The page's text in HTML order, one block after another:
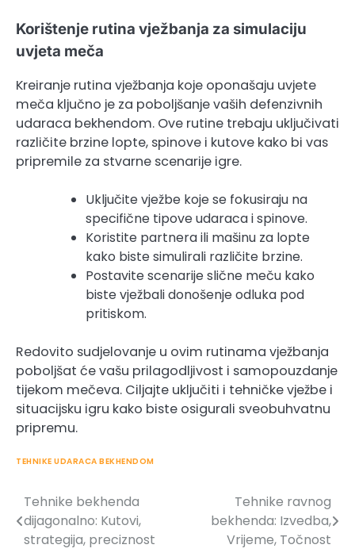
Korištenje rutina vježbanja za simulaciju
uvjeta meča
Kreiranje rutina vježbanja koje oponašaju uvjete
meča ključno je za poboljšanje vaših defenzivnih
udaraca bekhendom. Ove rutine trebaju uključivati
različite brzine lopte, spinove i kutove kako bi vas
pripremile za stvarne scenarije igre.
Uključite vježbe koje se fokusiraju na
specifične tipove udaraca i spinove.
Koristite partnera ili mašinu za lopte
kako biste simulirali različite brzine.
Postavite scenarije slične meču kako
biste vježbali donošenje odluka pod
pritiskom.
Redovito sudjelovanje u ovim rutinama vježbanja
poboljšat će vašu prilagodljivost i samopouzdanje
tijekom mečeva. Ciljajte uključiti i tehničke vježbe i
situacijsku igru kako biste osigurali sveobuhvatnu
pripremu.
TEHNIKE UDARACA BEKHENDOM
Post
navigation
Tehnike bekhenda
dijagonalno: Kutovi,
strategija, preciznost
Tehnike ravnog
bekhenda: Izvedba,
Vrijeme, Točnost